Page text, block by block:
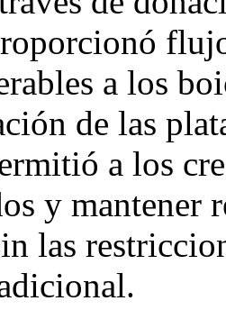
a los
de las
a los
y mantener
las